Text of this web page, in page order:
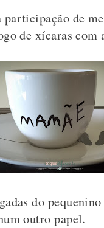
participação de
de xícaras com
do
outro papel.